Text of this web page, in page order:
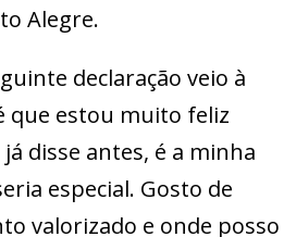
Alegre.
declaração veio à
que estou muito feliz
disse antes, é a minha
especial. Gosto de
valorizado e onde posso